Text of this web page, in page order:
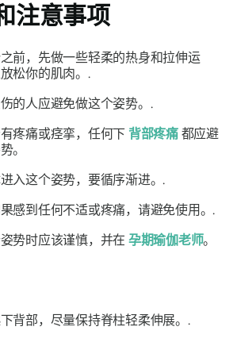
注意事项
前，先做一些轻柔的热身和拉伸运
松你的肌肉。.
的人应避免做这个姿势。.
疼痛或痉挛，任何下 背部疼痛都应避
。
入这个姿势，要循序渐进。.
感到任何不适或疼痛，请避免使用。.
势时应该谨慎，并在 孕期瑜伽老师。
背部，尽量保持脊柱轻柔伸展。.